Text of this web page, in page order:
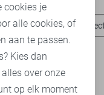
Yong broeken
cookies je
alle cookies, of
aan te passen.
Kies dan
alles over onze
op elk moment